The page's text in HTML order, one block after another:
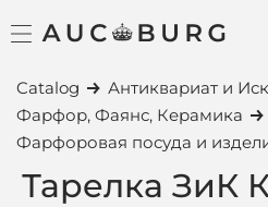
Catalog
Антиквариат и
Фарфор, Фаянс, Керамика
Фарфоровая посуда и
Тарелка ЗиК